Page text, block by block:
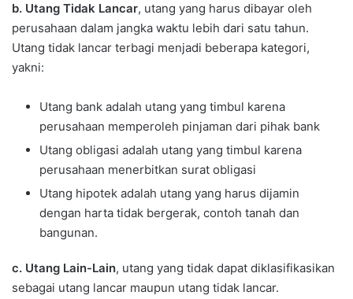
b. Utang Tidak Lancar, utang yang harus dibayar oleh
perusahaan dalam jangka waktu lebih dari satu tahun.
Utang tidak lancar terbagi menjadi beberapa kategori,
yakni:
Utang bank adalah utang yang timbul karena
perusahaan memperoleh pinjaman dari pihak bank
Utang obligasi adalah utang yang timbul karena
perusahaan menerbitkan surat obligasi
Utang hipotek adalah utang yang harus dijamin
dengan harta tidak bergerak, contoh tanah dan
bangunan.
c. Utang Lain-Lain, utang yang tidak dapat diklasifikasikan
sebagai utang lancar maupun utang tidak lancar.